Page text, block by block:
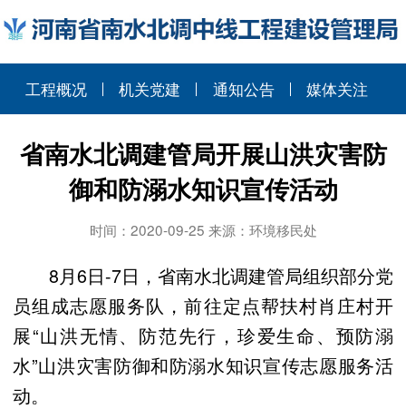
工程概况 机关党建 通知公告 媒体关注
省南水北调建管局开展山洪灾害防
御和防溺水知识宣传活动
时间：2020-09-25 来源：环境移民处
8月6日-7日，省南水北调建管局组织部分党
员组成志愿服务队，前往定点帮扶村肖庄村开
展“山洪无情、防范先行，珍爱生命、预防溺
水”山洪灾害防御和防溺水知识宣传志愿服务活
动。